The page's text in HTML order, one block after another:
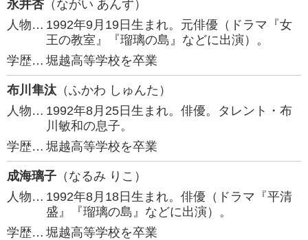
永井杏 （ながい あんず）
人物… 1992年9月19日生まれ。元俳優（ドラマ『女
王の教室』『瑠璃の島』などに出演）。
学歴… 堀越高等学校を卒業
布川隼汰 （ふかわ しゅんた）
人物… 1992年8月25日生まれ。俳優。タレント・布
川敏和の息子。
学歴… 堀越高等学校を卒業
成海璃子 （なるみ りこ）
人物… 1992年8月18日生まれ。俳優（ドラマ『平清
盛』『瑠璃の島』などに出演）。
学歴… 堀越高等学校を卒業